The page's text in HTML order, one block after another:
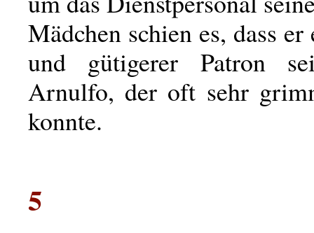
Mädchen schien es, dass er
und gütigerer Patron
Arnulfo, der oft sehr
konnte.
5